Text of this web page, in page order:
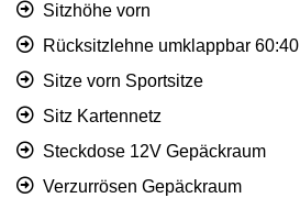
Sitzhöhe vorn
Rücksitzlehne umklappbar 60:40
Sitze vorn Sportsitze
Sitz Kartennetz
Steckdose 12V Gepäckraum
Verzurrösen Gepäckraum